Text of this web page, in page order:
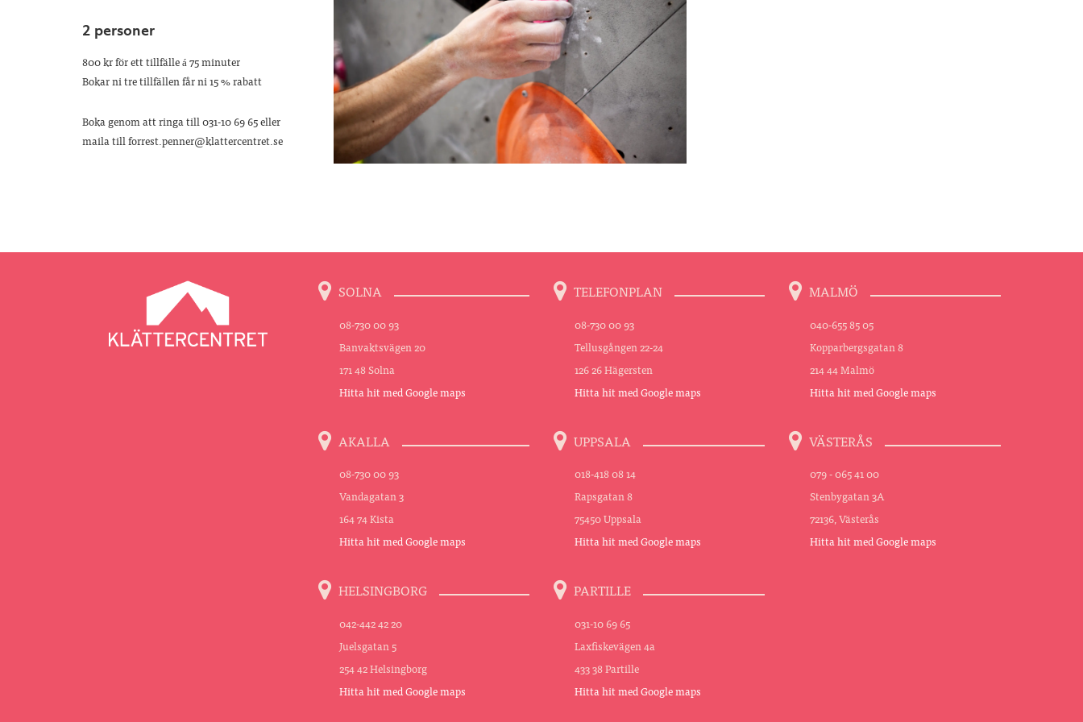
2 personer
800 kr för ett tillfälle á 75 minuter
Bokar ni tre tillfällen får ni 15 % rabatt
Boka genom att ringa till 031-10 69 65 eller
maila till forrest.penner@klattercentret.se
SOLNA
08-730 00 93
Banvaktsvägen 20
171 48 Solna
Hitta hit med Google maps
TELEFONPLAN
08-730 00 93
Tellusgången 22-24
126 26 Hägersten
Hitta hit med Google maps
MALMÖ
040-655 85 05
Kopparbergsgatan 8
214 44 Malmö
Hitta hit med Google maps
AKALLA
08-730 00 93
Vandagatan 3
164 74 Kista
Hitta hit med Google maps
UPPSALA
018-418 08 14
Rapsgatan 8
75450 Uppsala
Hitta hit med Google maps
VÄSTERÅS
079 - 065 41 00
Stenbygatan 3A
72136, Västerås
Hitta hit med Google maps
HELSINGBORG
042-442 42 20
Juelsgatan 5
254 42 Helsingborg
Hitta hit med Google maps
PARTILLE
031-10 69 65
Laxfiskevägen 4a
433 38 Partille
Hitta hit med Google maps